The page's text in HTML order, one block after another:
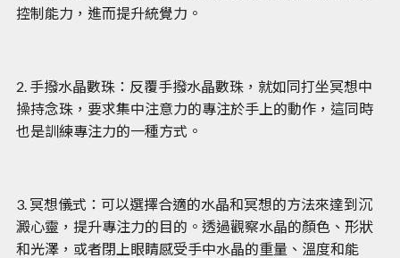
控制能力，進而提升統覺力。
2. 手撥水晶數珠：反覆手撥水晶數珠，就如同打坐冥想中
操持念珠，要求集中注意力的專注於手上的動作，這同時
也是訓練專注力的一種方式。
3. 冥想儀式：可以選擇合適的水晶和冥想的方法來達到沉
澱心靈，提升專注力的目的。透過觀察水晶的顏色、形狀
和光澤，或者閉上眼睛感受手中水晶的重量、溫度和能